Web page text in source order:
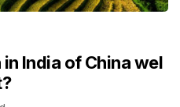
India of China wel